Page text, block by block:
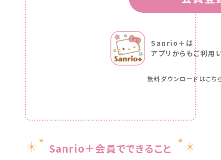
Sanrio＋は
アプリからもご利用
無料ダウンロードはこち
Sanrio＋会員でできること